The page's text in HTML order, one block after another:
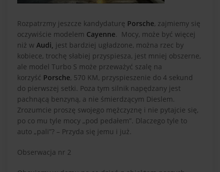
Rozpatrzmy jeszcze kandydaturę Porsche, zajmiemy się
oczywiście modelem Cayenne. Mocy, może być więcej
niż w Audi, jest bardziej ugładzone, można rzec by
kobiece, trochę słabiej przyspiesza, jest mniej obszerne,
ale model Turbo S może przeważyć szalę na
korzyść Porsche, 570 KM, przyspieszenie do 4 sekund
do pierwszej setki. Poza tym silnik napędzany jest
pachnącą benzyną, a nie śmierdzącym Dieslem.
Zrozumcie proszę swojego mężczyznę i nie pytajcie się,
po co mu tyle mocy „pod pedałem”. Dlaczego tyle to
auto „pali”? – Przyda się jemu i już.
Obserwacja nr 2